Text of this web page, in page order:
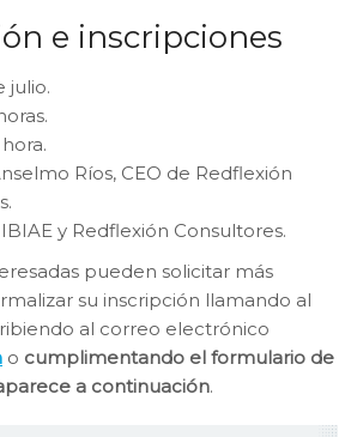
e inscripciones
julio.
hora.
Ríos, CEO de Redflexión
IBIAE y Redflexión Consultores.
pueden solicitar más
su inscripción llamando al
al correo electrónico
o cumplimentando el formulario de
a continuación.